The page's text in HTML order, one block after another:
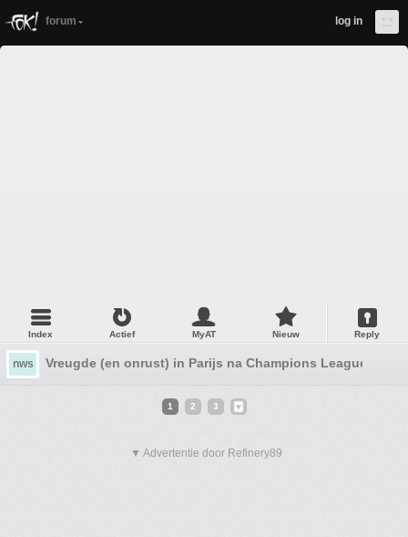
forum log in
Index Actief MyAT Nieuw Reply
nws Vreugde (en onrust) in Parijs na Champions League winst
1 2 3
▼ Advertentie door Refinery89